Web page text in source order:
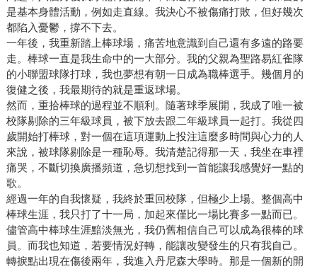
是基本身體活動，例如走直線。我決心不被傷痛打敗，但好幾次
都陷入憂鬱，撐不下去。
一年後，我重新踏上棒球場，痛苦地意識到自己還有多遠的路要
走。棒球一直是我生命中的一大部分。我的父親為聖路易紅雀隊
的小聯盟球隊打球，我也夢想有朝一日成為職棒選手。幾個月的
復健之後，我最期待的就是重返球場。
然而，重拾棒球的過程並不順利。隨著球季展開，我成了唯一被
校隊剔除的三年級球員，被下放去跟二年級球員一起打。我從四
歲開始打棒球，對一個在這項運動上投注這麼多時間與心力的人
來說，被球隊剔除是一種恥辱。我清楚記得那一天，我坐在車裡
痛哭，不斷切換廣播頻道，急切想找到一首能讓我感覺好一點的
歌。
經過一年的自我懷疑，我終於重回校隊，但極少上場。整個高中
棒球生涯，我只打了十一局，加起來僅比一場比賽多一點而已。
儘管高中棒球生涯黯淡無光，我仍舊相信自己可以成為很棒的球
員。而我也知道，若要情況好轉，能讓改變發生的只有我自己。
轉捩點出現在傷後兩年，我進入丹尼森大學時。那是一個新的開